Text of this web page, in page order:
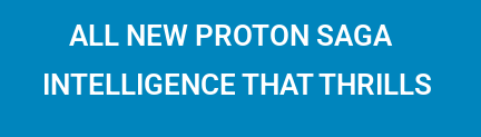
ALL NEW PROTON SAGA
INTELLIGENCE THAT THRILLS